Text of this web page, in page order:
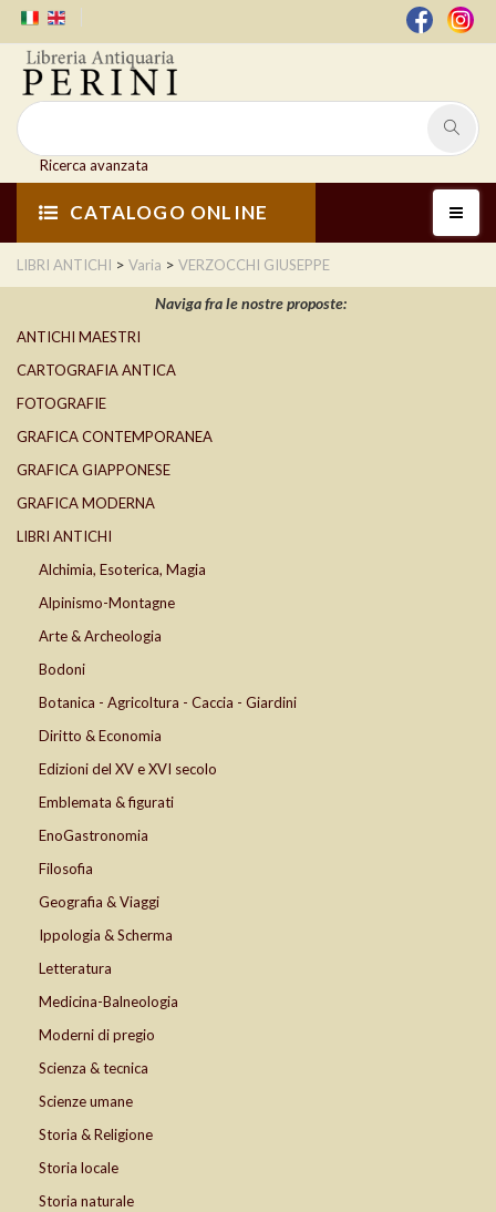
Ricerca avanzata
CATALOGO ONLINE
LIBRI ANTICHI > Varia > VERZOCCHI GIUSEPPE
Naviga fra le nostre proposte:
ANTICHI MAESTRI
CARTOGRAFIA ANTICA
FOTOGRAFIE
GRAFICA CONTEMPORANEA
GRAFICA GIAPPONESE
GRAFICA MODERNA
LIBRI ANTICHI
Alchimia, Esoterica, Magia
Alpinismo-Montagne
Arte & Archeologia
Bodoni
Botanica - Agricoltura - Caccia - Giardini
Diritto & Economia
Edizioni del XV e XVI secolo
Emblemata & figurati
EnoGastronomia
Filosofia
Geografia & Viaggi
Ippologia & Scherma
Letteratura
Medicina-Balneologia
Moderni di pregio
Scienza & tecnica
Scienze umane
Storia & Religione
Storia locale
Storia naturale